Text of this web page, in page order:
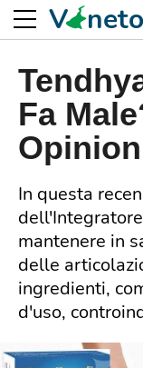
Fa
In questa
mantenere in
delle
ingredienti,
d'uso,
V neto